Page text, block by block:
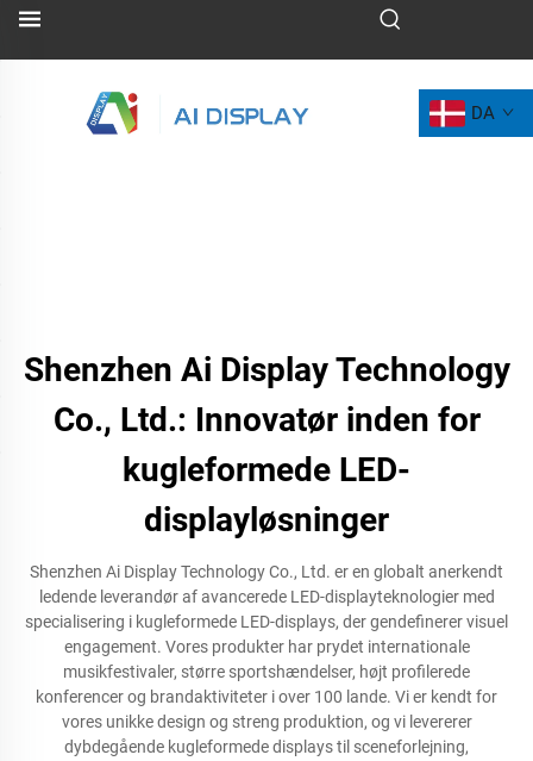
DA
Shenzhen Ai Display Technology
Co., Ltd.: Innovatør inden for
kugleformede LED-
displayløsninger
Shenzhen Ai Display Technology Co., Ltd. er en globalt anerkendt
ledende leverandør af avancerede LED-displayteknologier med
specialisering i kugleformede LED-displays, der gendefinerer visuel
engagement. Vores produkter har prydet internationale
musikfestivaler, større sportshændelser, højt profilerede
konferencer og brandaktiviteter i over 100 lande. Vi er kendt for
vores unikke design og streng produktion, og vi levererer
dybdegående kugleformede displays til sceneforlejning,